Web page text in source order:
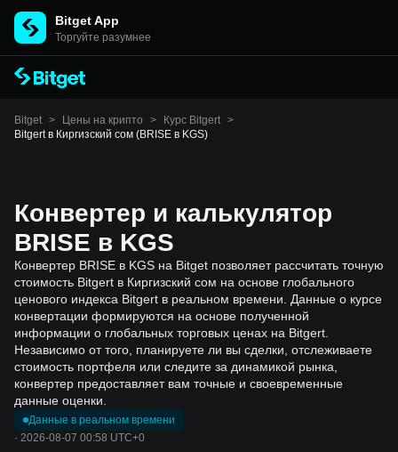
Bitget App
Торгуйте разумнее
Bitget > Цены на крипто > Курс Bitgert >
Bitgert в Киргизский сом (BRISE в KGS)
Конвертер и калькулятор
BRISE в KGS
Конвертер BRISE в KGS на Bitget позволяет рассчитать точную
стоимость Bitgert в Киргизский сом на основе глобального
ценового индекса Bitgert в реальном времени. Данные о курсе
конвертации формируются на основе полученной
информации о глобальных торговых ценах на Bitgert.
Независимо от того, планируете ли вы сделки, отслеживаете
стоимость портфеля или следите за динамикой рынка,
конвертер предоставляет вам точные и своевременные
данные оценки.
Данные в реальном времени
· 2026-08-07 00:58 UTC+0